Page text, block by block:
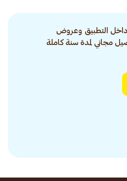
التطبيق وعروض
مجاني لمدة سنة كاملة